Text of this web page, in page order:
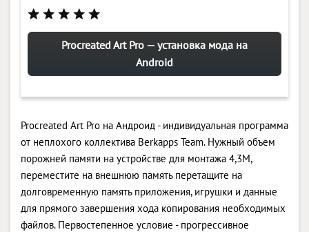
Procreated Art Pro — установка мода на
Android
Procreated Art Pro на Андроид - индивидуальная программа
от неплохого коллектива Berkapps Team. Нужный объем
порожней памяти на устройстве для монтажа 4,3M,
переместите на внешнюю память перетащите на
долговременную память приложения, игрушки и данные
для прямого завершения хода копирования необходимых
файлов. Первостепенное условие - прогрессивное